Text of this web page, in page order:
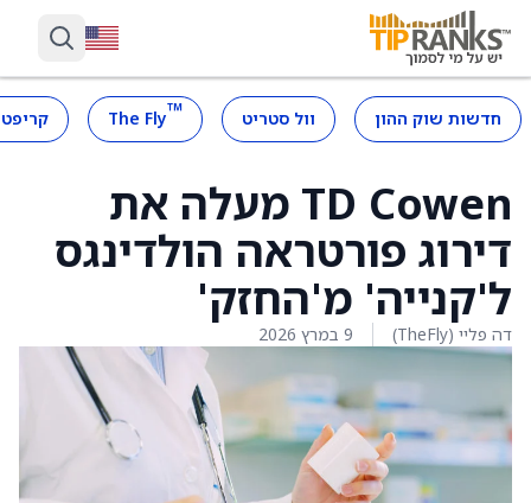
חדשות שוק ההון וול סטריט ™
The Fly
TD Cowen מעלה את
דירוג פורטראה הולדינגס
ל'קנייה' מ'החזק'
דה פליי (TheFly) 9 במרץ 2026